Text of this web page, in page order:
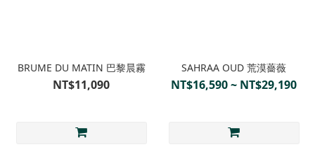
BRUME DU MATIN 巴黎晨霧
NT$11,090
SAHRAA OUD 荒漠薔薇
NT$16,590 ~ NT$29,190